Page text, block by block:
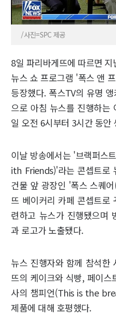
/사진=SPC 제공
8일 파리바게뜨에 따르면
뉴스 쇼 프로그램 '폭스 앤
등장했다. 폭스TV의 유명
으로 아침 뉴스를 진행하는
일 오전 6시부터 3시간 동안
이날 방송에서는 '브랙퍼스
ith Friends)'라는 콘셉트로
건물 앞 광장인 '폭스 스퀘
뜨 베이커리 카페 콘셉트로
련하고 뉴스가 진행됐으며
과 로고가 노출됐다.
뉴스 진행자와 함께 참석한
뜨의 케이크와 식빵, 페이스
사의 챔피언(This is the
제품에 대해 호평했다.